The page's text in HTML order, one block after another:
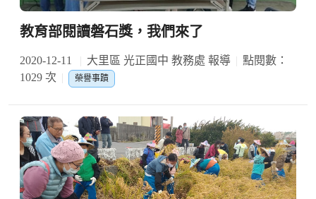
教育部閱讀磐石獎，我們來了
2020-12-11 大里區 光正國中 教務處 報導
點閱數：
1029 次
榮譽事蹟